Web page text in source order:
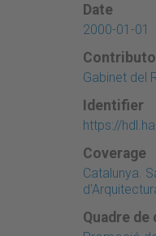
Date
2000-01-01
Gabinet del
Identifier
https://
Coverage
Catalunya.
Quadre